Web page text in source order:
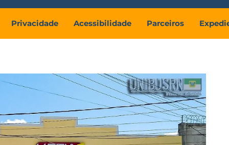
Privacidade Acessibilidade Parceiros